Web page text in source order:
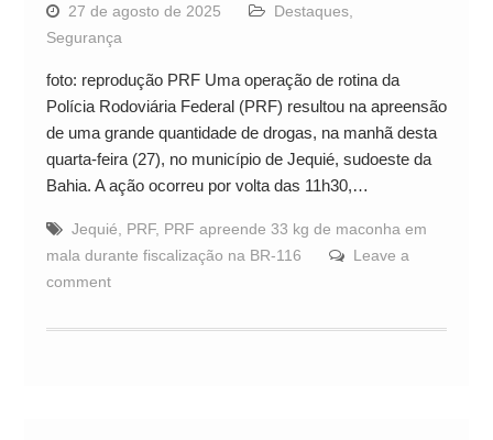
27 de agosto de 2025 Destaques,
Segurança
foto: reprodução PRF Uma operação de rotina da
Polícia Rodoviária Federal (PRF) resultou na apreensão
de uma grande quantidade de drogas, na manhã desta
quarta-feira (27), no município de Jequié, sudoeste da
Bahia. A ação ocorreu por volta das 11h30,…
Jequié PRF, PRF apreende 33 kg de maconha em
mala durante fiscalização na BR-116
Leave a
comment